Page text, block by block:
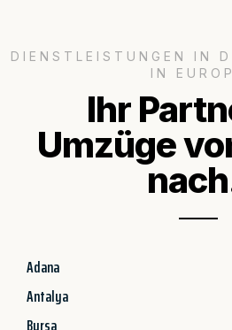
DIENSTLEISTUNGEN IN
IN
Ihr
Umzüge
Adana
Antalya